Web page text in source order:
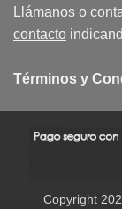
Llámanos o
contacto
Términos y
Copyright